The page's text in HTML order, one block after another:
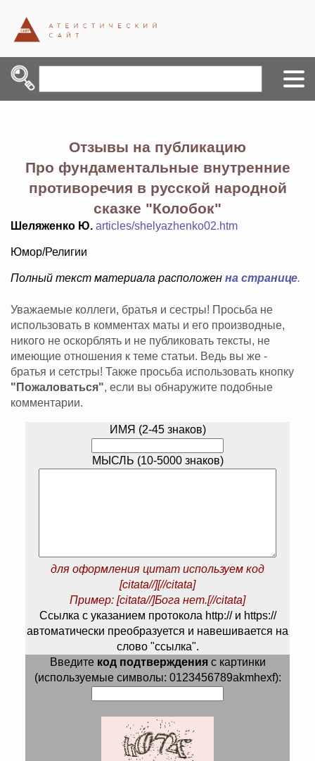
Отзывы на публикацию
Про фундаментальные внутренние
противоречия в русской народной
сказке "Колобок"
Шеляженко Ю. articles/shelyazhenko02.htm
Юмор/Религии
Полный текст материала расположен на странице.
Уважаемые коллеги, братья и сестры! Просьба не
использовать в комментах маты и его производные,
никого не оскорблять и не публиковать тексты, не
имеющие отношения к теме статьи. Ведь вы же -
братья и сетстры! Также просьба использовать кнопку
"Пожаловаться", если вы обнаружите подобные
комментарии.
ИМЯ (2-45 знаков)
МЫСЛЬ (10-5000 знаков)
для оформления цитат используем код
[citata//][//citata]
Пример: [citata//]Бога нет.[//citata]
Ссылка с указанием протокола http:// и https://
автоматически преобразуется и навешивается на
слово "ссылка".
Введите код подтвержденияс картинки
(используемые символы: 0123456789akmhexf):